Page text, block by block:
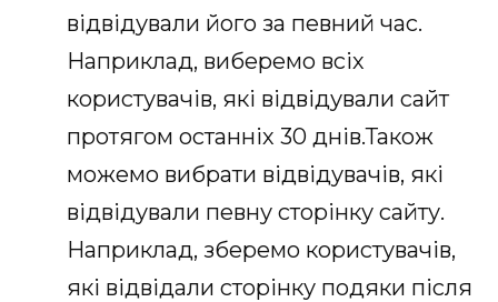
відвідували його за певний час.
Наприклад, виберемо всіх
користувачів, які відвідували сайт
протягом останніх 30 днів.Також
можемо вибрати відвідувачів, які
відвідували певну сторінку сайту.
Наприклад, зберемо користувачів,
які відвідали сторінку подяки після